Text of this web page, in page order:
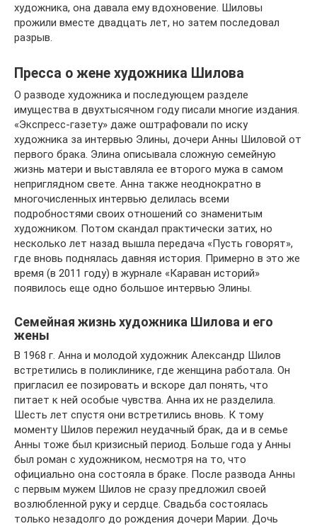
художника, она давала ему вдохновение. Шиловы
прожили вместе двадцать лет, но затем последовал
разрыв.
Пресса о жене художника Шилова
О разводе художника и последующем разделе
имущества в двухтысячном году писали многие издания.
«Экспресс-газету» даже оштрафовали по иску
художника за интервью Элины, дочери Анны Шиловой от
первого брака. Элина описывала сложную семейную
жизнь матери и выставляла ее второго мужа в самом
неприглядном свете. Анна также неоднократно в
многочисленных интервью делилась всеми
подробностями своих отношений со знаменитым
художником. Потом скандал практически затих, но
несколько лет назад вышла передача «Пусть говорят»,
где вновь поднялась давняя история. Примерно в это же
время (в 2011 году) в журнале «Караван историй»
появилось еще одно большое интервью Элины.
Семейная жизнь художника Шилова и его
жены
В 1968 г. Анна и молодой художник Александр Шилов
встретились в поликлинике, где женщина работала. Он
пригласил ее позировать и вскоре дал понять, что
питает к ней особые чувства. Анна их не разделила.
Шесть лет спустя они встретились вновь. К тому
моменту Шилов пережил неудачный брак, да и в семье
Анны тоже был кризисный период. Больше года у Анны
был роман с художником, несмотря на то, что
официально она состояла в браке. После развода Анны
с первым мужем Шилов не сразу предложил своей
возлюбленной руку и сердце. Свадьба состоялась
только незадолго до рождения дочери Марии. Дочь